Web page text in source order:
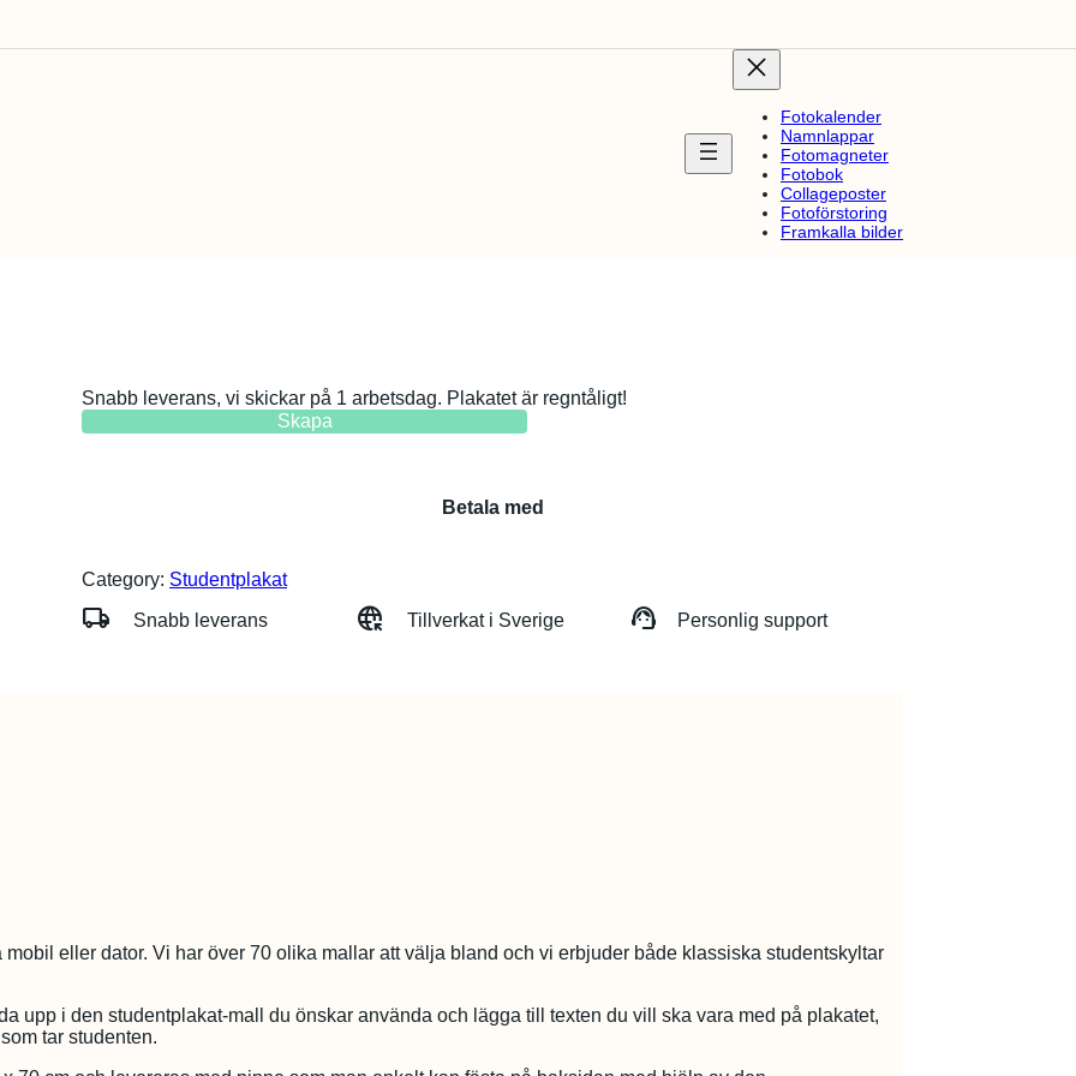
Fotokalender
Namnlappar
Fotomagneter
Fotobok
Collageposter
Fotoförstoring
Framkalla bilder
Snabb leverans, vi skickar på 1 arbetsdag. Plakatet är regntåligt!
Skapa
Betala med
Category: Studentplakat
local_shipping Snabb leverans captive_portal Tillverkat i Sverige support_agent Personlig support
eller dator. Vi har över 70 olika mallar att välja bland och vi erbjuder både klassiska studentskyltar
upp i den studentplakat-mall du önskar använda och lägga till texten du vill ska vara med på plakatet,
tar studenten.